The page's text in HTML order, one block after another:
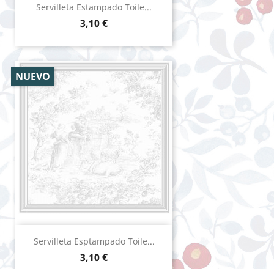
Servilleta Estampado Toile...
Precio
3,10 €
Servilleta Esptampado Toile...
Precio
3,10 €
NUEVO